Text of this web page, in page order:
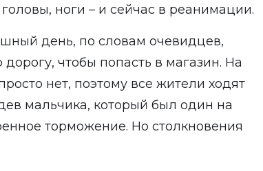
ноги – и сейчас в реанимации.
день, по словам очевидцев,
чтобы попасть в магазин. На
нет, поэтому все жители ходят
мальчика, который был один на
торможение. Но столкновения